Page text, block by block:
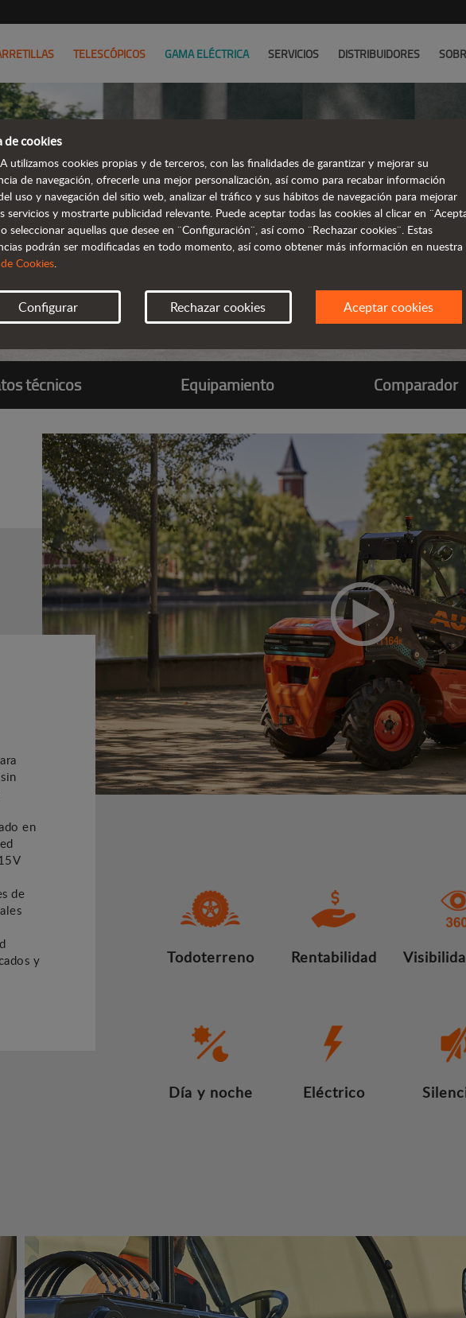
TELESCÓPICOS GAMA ELÉCTRICA SERVICIOS DISTRIBUIDORES
TELESCÓPICO
Solicita un
técnicos Equipamiento Comparador
en
de
y
Todoterreno Rentabilidad
Día y noche Eléctrico
de cookies
utilizamos cookies propias y de terceros, con las finalidades de garantizar y mejorar su
de navegación, ofrecerle una mejor personalización, así como para recabar información
uso y navegación del sitio web, analizar el tráfico y sus hábitos de navegación para mejorar
servicios y mostrarte publicidad relevante. Puede aceptar todas las cookies al clicar en
seleccionar aquellas que desee en ¨Configuración¨, así como ¨Rechazar cookies¨. Estas
podrán ser modificadas en todo momento, así como obtener más información en nuestra
Cookies.
Configurar Rechazar cookies Aceptar cookies